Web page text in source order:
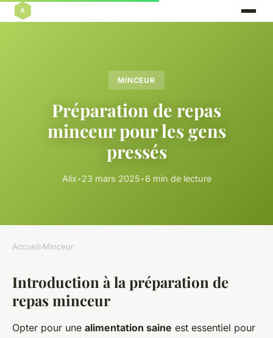
MINCEUR
Préparation de repas
minceur pour les gens
pressés
Alix•23 mars 2025•6 min de lecture
Accueil›Minceur
Introduction à la préparation de
repas minceur
Opter pour une alimentation saine est essentiel pour